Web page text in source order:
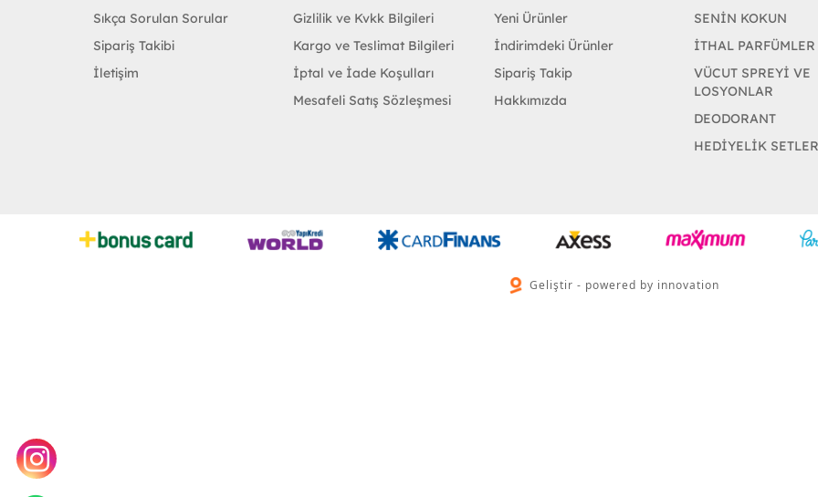
Sıkça Sorulan Sorular
Sipariş Takibi
İletişim
Gizlilik ve Kvkk Bilgileri
Kargo ve Teslimat Bilgileri
İptal ve İade Koşulları
Mesafeli Satış Sözleşmesi
Yeni Ürünler
İndirimdeki Ürünler
Sipariş Takip
Hakkımızda
SENİN KOKUN
İTHAL PARFÜMLER
VÜCUT SPREYİ VE
LOSYONLAR
DEODORANT
HEDİYELİK
Geliştir - powered by innovation